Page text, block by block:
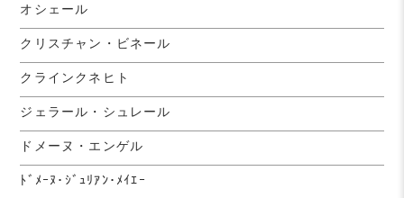
オシェール
クリスチャン・ビネール
クラインクネヒト
ジェラール・シュレール
ドメーヌ・エンゲル
ﾄﾞﾒｰﾇ･ｼﾞｭﾘｱﾝ･ﾒｲｴｰ